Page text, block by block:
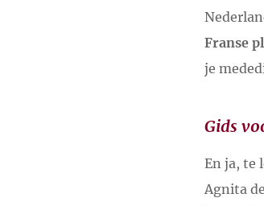
Franse
je
Gids
En ja, te
Agnita